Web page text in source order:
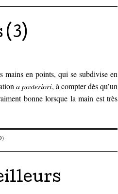
(3)
mains en points, qui se subdivise en
a posteriori, à compter dès qu’un
bonne lorsque la main est très